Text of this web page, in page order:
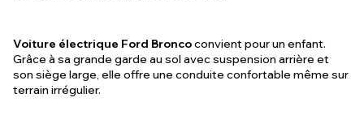
Voiture électrique Ford Broncoconvient pour un enfant.
Grâce à sa grande garde au sol avec suspension arrière et
son siège large, elle offre une conduite confortable même sur
terrain irrégulier.